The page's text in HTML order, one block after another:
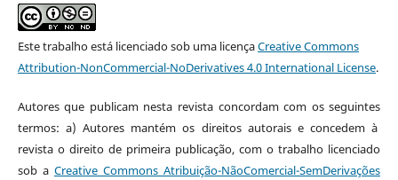
Este trabalho está licenciado sob uma licençaCreative Commons
Attribution-NonCommercial-NoDerivatives 4.0 International License.
Autores que publicam nesta revista concordam com os seguintes
termos: a) Autores mantém os direitos autorais e concedem à
revista o direito de primeira publicação, com o trabalho licenciado
sob a Creative Commons Atribuição-NãoComercial-SemDerivações